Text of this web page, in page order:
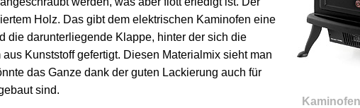
Holz. Das gibt dem elektrischen Kaminofen eine
die darunterliegende Klappe, hinter der sich die
Kunststoff gefertigt. Diesen Materialmix sieht man
das Ganze dank der guten Lackierung auch für
sind.